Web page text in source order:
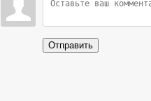
Отправить